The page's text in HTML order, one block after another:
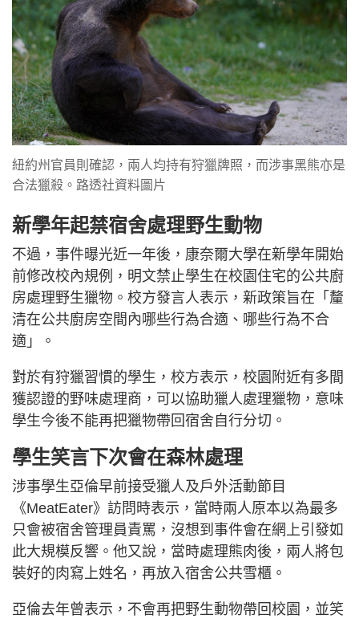
紐約州官員則確認，兩人均持有狩獵牌照，而涉事黑熊亦是
合法獵殺。路透社資料圖片
新學年起禁宿舍處理野生動物
不過，事件曝光近一年後，康奈爾大學在新學年開始
前修改校內規例，明文禁止學生在校園住宅的公共廚
房處理野生獵物。校方發言人表示，新政策旨在「釐
清在公共廚房空間內哪些行為合適、哪些行為不合
適」。
對於有狩獵習慣的學生，校方表示，校園附近有多間
獲認證的野味處理商，可以協助獵人處理獵物，意味
學生今後不能再把獵物帶回宿舍自行分切。
學生笑言下次會在森林處理
涉事學生亞倫早前接受獵人及戶外活動節目
《MeatEater》訪問時表示，當時兩人原本以為最多
只會被宿舍管理員責罵，沒想到事件會在網上引發如
此大規模反響。他又說，當時處理熊肉後，兩人將包
裝好的肉寫上姓名，再放入宿舍公共雪櫃。
亞倫去年曾表示，不會再把野生動物帶回校園，並笑